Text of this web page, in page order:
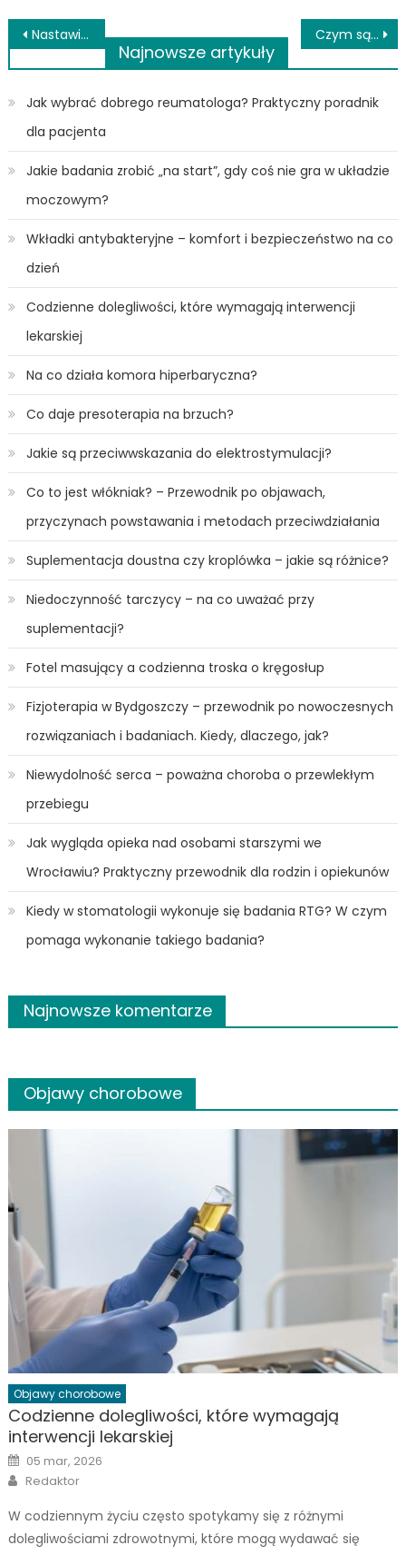
Nawigacja
wpisu
Nastawianie kręgosłupa – co warto wiedzieć o manipulacjach? Czym są orzechy makadamia? Czy orzechy makadamia są zdrowe?
Najnowsze artykuły
Jak wybrać dobrego reumatologa? Praktyczny poradnik
dla pacjenta
Jakie badania zrobić „na start”, gdy coś nie gra w układzie
moczowym?
Wkładki antybakteryjne – komfort i bezpieczeństwo na co
dzień
Codzienne dolegliwości, które wymagają interwencji
lekarskiej
Na co działa komora hiperbaryczna?
Co daje presoterapia na brzuch?
Jakie są przeciwwskazania do elektrostymulacji?
Co to jest włókniak? – Przewodnik po objawach,
przyczynach powstawania i metodach przeciwdziałania
Suplementacja doustna czy kroplówka – jakie są różnice?
Niedoczynność tarczycy – na co uważać przy
suplementacji?
Fotel masujący a codzienna troska o kręgosłup
Fizjoterapia w Bydgoszczy – przewodnik po nowoczesnych
rozwiązaniach i badaniach. Kiedy, dlaczego, jak?
Niewydolność serca – poważna choroba o przewlekłym
przebiegu
Jak wygląda opieka nad osobami starszymi we
Wrocławiu? Praktyczny przewodnik dla rodzin i opiekunów
Kiedy w stomatologii wykonuje się badania RTG? W czym
pomaga wykonanie takiego badania?
Najnowsze komentarze
Objawy chorobowe
Objawy chorobowe
Codzienne dolegliwości, które wymagają
interwencji lekarskiej
Posted
on
05 mar, 2026
Author
Redaktor
W codziennym życiu często spotykamy się z różnymi
dolegliwościami zdrowotnymi, które mogą wydawać się